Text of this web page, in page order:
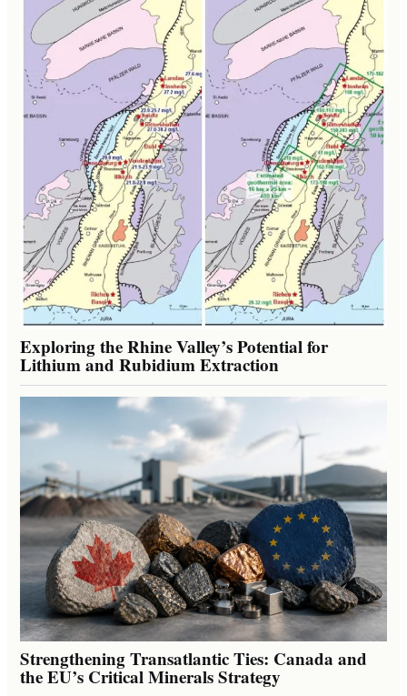
Exploring the Rhine Valley’s Potential for
Lithium and Rubidium Extraction
Strengthening Transatlantic Ties: Canada and
the EU’s Critical Minerals Strategy